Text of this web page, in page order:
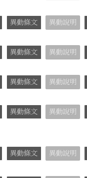
異動條文 異動說明
異動條文 異動說明
異動條文 異動說明
異動條文 異動說明
異動條文 異動說明